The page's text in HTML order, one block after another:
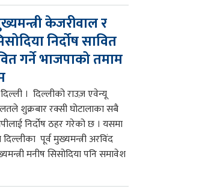
केजरीवाल र
निर्दोष सावित
गर्ने भाजपाको तमाम
। दिल्लीको राउज़ एवेन्यू
शुक्रबार रक्सी घोटालाका सबै
निर्दोष ठहर गरेको छ । यसमा
पूर्व मुख्यमन्त्री अरविंद
मनीष सिसोदिया पनि समावेश